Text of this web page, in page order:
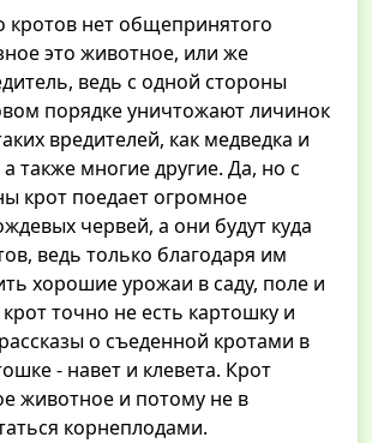
кротов нет общепринятого
это животное, или же
ведь с одной стороны
порядке уничтожают личинок
вредителей, как медведка и
также многие другие. Да, но с
крот поедает огромное
червей, а они будут куда
ведь только благодаря им
хорошие урожаи в саду, поле и
точно не есть картошку и
о съеденной кротами в
- навет и клевета. Крот
животное и потому не в
корнеплодами.